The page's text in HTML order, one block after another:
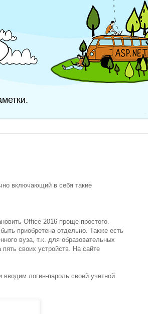
включающий в себя такие
Office 2016 проще простого.
приобретена отдельно. Также есть
вуза, т.к. для образовательных
своих устройств. На сайте
вводим логин-пароль своей учетной